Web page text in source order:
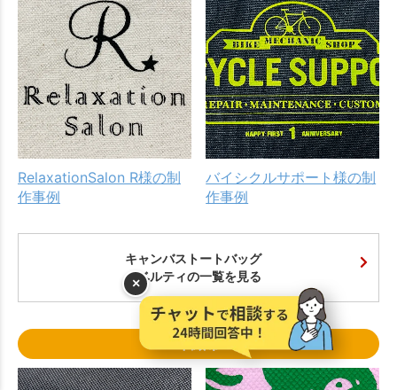
RelaxationSalon R様の制
作事例
バイシクルサポート様の制
作事例
キャンバストートバッグ
ノベルティの一覧を見る
不織布
×